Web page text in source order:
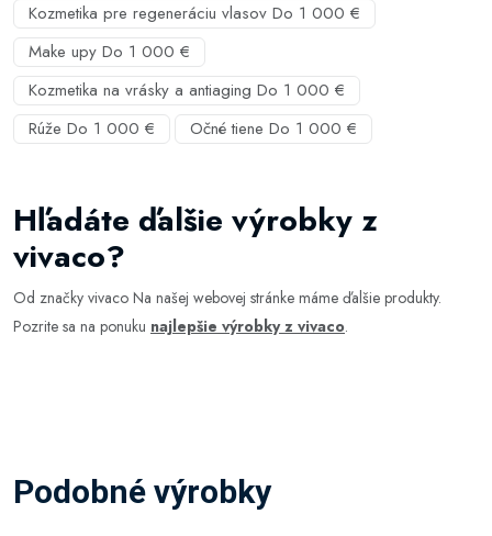
Kozmetika pre regeneráciu vlasov Do 1 000 €
Make upy Do 1 000 €
Kozmetika na vrásky a antiaging Do 1 000 €
Rúže Do 1 000 €
Očné tiene Do 1 000 €
Hľadáte ďalšie výrobky z
vivaco?
Od značky vivaco Na našej webovej stránke máme ďalšie produkty.
Pozrite sa na ponuku najlepšie výrobky z vivaco.
Podobné výrobky